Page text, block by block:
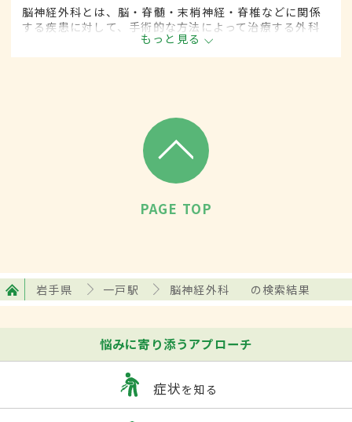
脳神経外科とは、脳・脊髄・末梢神経・脊椎などに関係
する疾患に対して、手術的な方法によって治療する外科
もっと見る
PAGE TOP
岩手県 一戸駅 脳神経外科 の検索結果
悩みに寄り添うアプローチ
症状を知る